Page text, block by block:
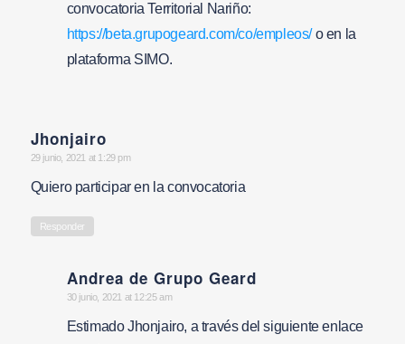
convocatoria Territorial Nariño:
https://beta.grupogeard.com/co/empleos/o en la
plataforma SIMO.
Jhonjairo
says:
29 junio, 2021 at 1:29 pm
Quiero participar en la convocatoria
Responder
Andrea de Grupo Geard
says:
30 junio, 2021 at 12:25 am
Estimado Jhonjairo, a través del siguiente enlace